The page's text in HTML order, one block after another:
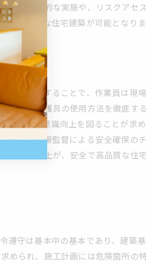
育の定期的な実施や、リスクアセ
高品質な住宅建築が可能となりま
切に実施することで、作業員は現
正しい保護具の使用方法を徹底す
通じて、意識向上を図ることが求
に、現場監督による安全確保のチ
意識の向上が、安全で高品質な住
遵守は基本中の基本であり、建築
められ、施工計画には危険箇所の